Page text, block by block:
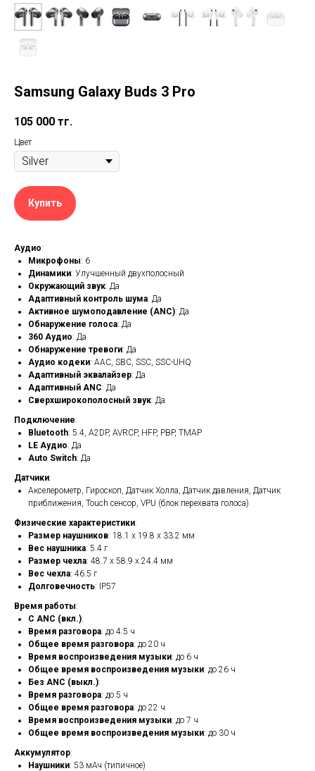
Samsung Galaxy Buds 3 Pro
105 000 тг.
Цвет
Купить
Аудио:
Микрофоны: 6
Динамики: Улучшенный двухполосный
Окружающий звук: Да
Адаптивный контроль шума: Да
Активное шумоподавление (ANC): Да
Обнаружение голоса: Да
360 Аудио: Да
Обнаружение тревоги: Да
Аудио кодеки: AAC, SBC, SSC, SSC-UHQ
Адаптивный эквалайзер: Да
Адаптивный ANC: Да
Сверхширокополосный звук: Да
Подключение:
Bluetooth: 5.4, A2DP, AVRCP, HFP, PBP, TMAP
LE Аудио: Да
Auto Switch: Да
Датчики:
Акселерометр, Гироскоп, Датчик Холла, Датчик давления, Датчик
приближения, Touch сенсор, VPU (блок перехвата голоса)
Физические характеристики:
Размер наушников: 18.1 x 19.8 x 33.2 мм
Вес наушника: 5.4 г
Размер чехла: 48.7 x 58.9 x 24.4 мм
Вес чехла: 46.5 г
Долговечность: IP57
Время работы:
С ANC (вкл.):
Время разговора: до 4.5 ч
Общее время разговора: до 20 ч
Время воспроизведения музыки: до 6 ч
Общее время воспроизведения музыки: до 26 ч
Без ANC (выкл.):
Время разговора: до 5 ч
Общее время разговора: до 22 ч
Время воспроизведения музыки: до 7 ч
Общее время воспроизведения музыки: до 30 ч
Аккумулятор:
Наушники: 53 мАч (типичное)